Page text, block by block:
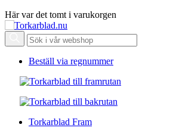
Här var det tomt i varukorgen
Beställ via regnummer
Torkarblad Fram